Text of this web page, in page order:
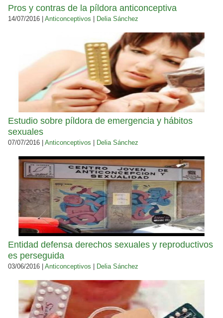
Pros y contras de la píldora anticonceptiva
14/07/2016 | Anticonceptivos Delia Sánchez
Estudio sobre píldora de emergencia y hábitos
sexuales
07/07/2016 | Anticonceptivos Delia Sánchez
Entidad defensa derechos sexuales y reproductivos
es perseguida
03/06/2016 | Anticonceptivos Delia Sánchez